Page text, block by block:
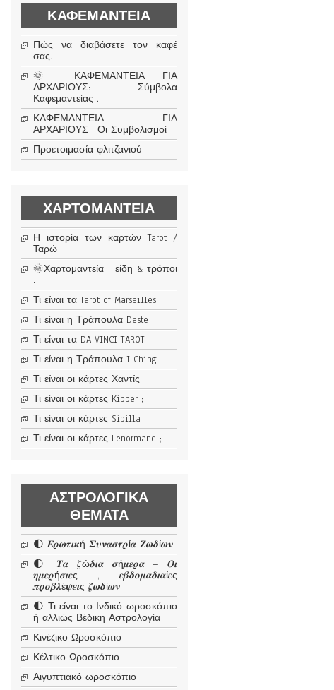
ΚΑΦΕΜΑΝΤΕΊΑ
Πώς να διαβάσετε τον καφέ
σας.
🌞 ΚΑΦΕΜΑΝΤΕΙΑ ΓΙΑ
ΑΡΧΑΡΙΟΥΣ: Σύμβολα
Καφεμαντείας .
ΚΑΦΕΜΑΝΤΕΙΑ ΓΙΑ
ΑΡΧΑΡΙΟΥΣ . Οι Συμβολισμοί
Προετοιμασία φλιτζανιού
ΧΑΡΤΟΜΑΝΤΕΊΑ
Η ιστορία των καρτών Tarot /
Ταρώ
🌞Χαρτομαντεία , είδη & τρόποι
.
Τι είναι τα Tarot of Marseilles
Τι είναι η Τράπουλα Deste
Τι είναι τα DA VINCI TAROT
Τι είναι η Τράπουλα I Ching
Τι είναι οι κάρτες Χαντίς
Τι είναι οι κάρτες Kipper ;
Τι είναι οι κάρτες Sibilla
Τι είναι οι κάρτες Lenormand ;
ΑΣΤΡΟΛΟΓΙΚΆ
ΘΈΜΑΤΑ
🌓 𝜠𝝆𝝎𝝉𝜾𝜿ή 𝜮𝝊𝝂𝜶𝝈𝝉𝝆ί𝜶 𝜡𝝎𝜹ί𝝎𝝂
🌓 𝜯𝜶 𝜻ώ𝜹𝜾𝜶 𝝈ή𝝁𝜺𝝆𝜶 – 𝜪𝜾
𝜼𝝁𝜺𝝆ή𝝈𝜾𝜺ς , 𝜺𝜷𝜹𝝄𝝁𝜶𝜹𝜾𝜶ί𝜺ς
𝝅𝝆𝝄𝜷𝝀έ𝝍𝜺𝜾ς 𝜻𝝎𝜹ί𝝎𝝂
🌓 Τι είναι το Ινδικό ωροσκόπιο
ή αλλιώς Βέδικη Αστρολογία
Κινέζικο Ωροσκόπιο
Κέλτικο Ωροσκόπιο
Αιγυπτιακό ωροσκόπιο